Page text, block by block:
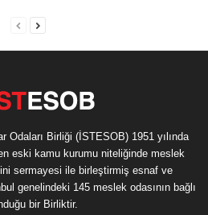
Odaları Birliği (İSTESOB) 1951 yılında
eski kamu kurumu niteliğinde meslek
sermayesi ile birleştirmiş esnaf ve
genelindeki 145 meslek odasının bağlı
bir Birliktir.